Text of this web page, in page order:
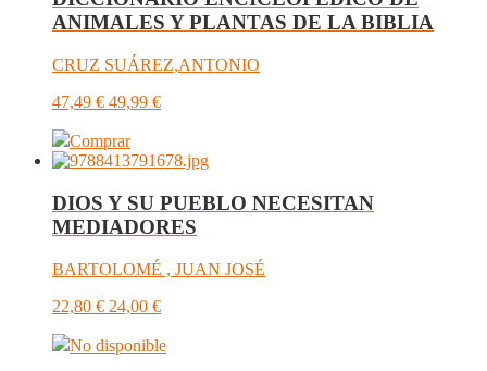
ANIMALES Y PLANTAS DE LA BIBLIA
CRUZ SUÁREZ,ANTONIO
47,49 € 49,99 €
Comprar
DIOS Y SU PUEBLO NECESITAN
MEDIADORES
BARTOLOMÉ , JUAN JOSÉ
22,80 € 24,00 €
No disponible